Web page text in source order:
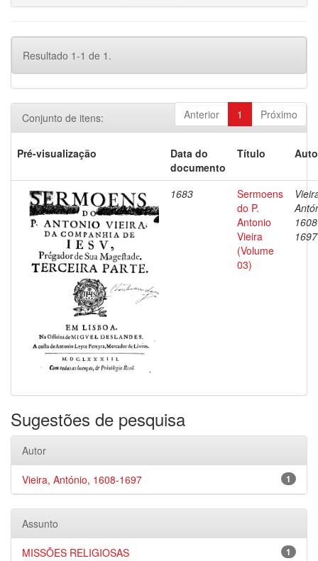
Resultado 1-1 de 1.
Anterior 1 Próximo
Conjunto de itens:
Pré-visualização
Data do
documento
Título
1683
Sermoens
do P.
Antonio
Vieira
(Volume
03)
1697
Sugestões de pesquisa
Autor
1
Vieira, António, 1608-1697
Assunto
1
MISSÕES RELIGIOSAS